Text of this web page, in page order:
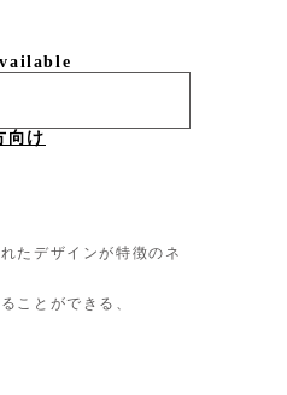
向け
たデザインが特徴のネ
ことができる、